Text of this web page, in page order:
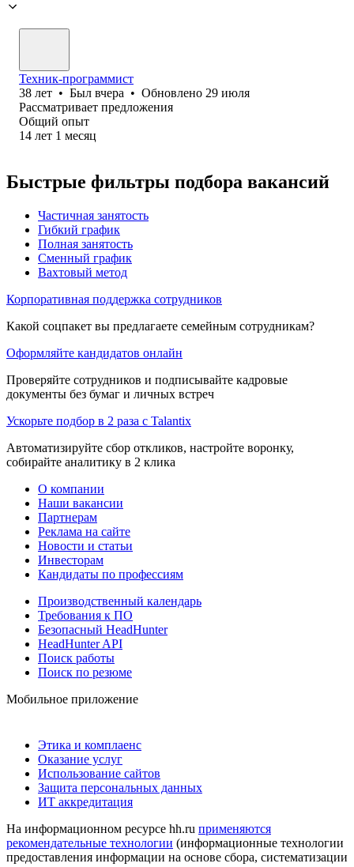
Техник-программист
38 лет • Был вчера • Обновлено 29 июля
Рассматривает предложения
Общий опыт
14 лет 1 месяц
Быстрые фильтры подбора вакансий
Частичная занятость
Гибкий график
Полная занятость
Сменный график
Вахтовый метод
Корпоративная поддержка сотрудников
Какой соцпакет вы предлагаете семейным сотрудникам?
Оформляйте кандидатов онлайн
Проверяйте сотрудников и подписывайте кадровые
документы без бумаг и личных встреч
Ускорьте подбор в 2 раза с Talantix
Автоматизируйте сбор откликов, настройте воронку,
собирайте аналитику в 2 клика
О компании
Наши вакансии
Партнерам
Реклама на сайте
Новости и статьи
Инвесторам
Кандидаты по профессиям
Производственный календарь
Требования к ПО
Безопасный HeadHunter
HeadHunter API
Поиск работы
Поиск по резюме
Мобильное приложение
Этика и комплаенс
Оказание услуг
Использование сайтов
Защита персональных данных
ИТ аккредитация
На информационном ресурсе hh.ru применяются
рекомендательные технологии (информационные технологии
предоставления информации на основе сбора, систематизации